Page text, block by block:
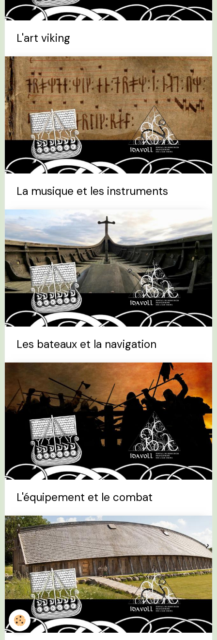
L'art viking
La musique et les instruments
Les bateaux et la navigation
L'équipement et le combat